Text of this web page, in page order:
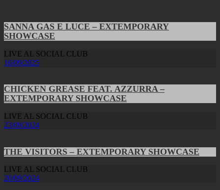
SANNA GAS E LUCE – EXTEMPORARY
SHOWCASE
LIVE AL SOCIAL CLUB
16/09/2025
CHICKEN GREASE FEAT. AZZURRA –
EXTEMPORARY SHOWCASE
LIVE AL SOCIAL CLUB
23/09/2024
THE VISITORS – EXTEMPORARY SHOWCASE
LIVE AL SOCIAL CLUB
20/09/2024